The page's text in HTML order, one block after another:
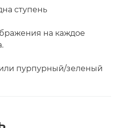
ступень
на каждое
пурпурный/зеленый